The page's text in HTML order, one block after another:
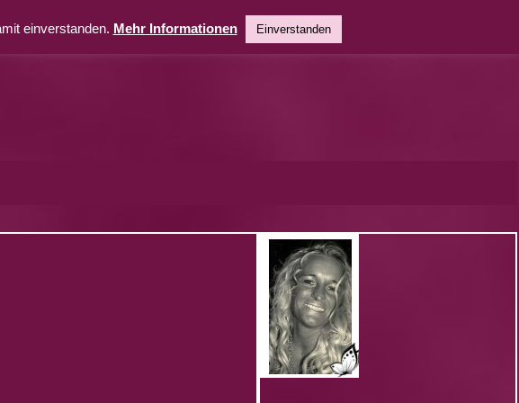
einverstanden. Mehr Informationen Einverstanden